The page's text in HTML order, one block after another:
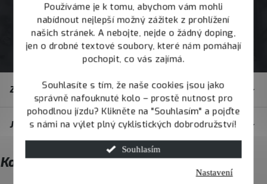
Používáme je k tomu, abychom vám mohli
nabídnout nejlepší možný zážitek z prohlížení
našich stránek. A nebojte, nejde o žádný doping,
jen o drobné textové soubory, které nám pomáhají
pochopit, co vás zajímá.
Souhlasíte s tím, že naše cookies jsou jako
správně nafouknuté kolo – prostě nutnost pro
pohodlnou jízdu? Klikněte na "Souhlasím" a pojďte
s námi na výlet plný cyklistických dobrodružství!
Souhlasím
Nastavení
t
í
Zákaznický servis
JOY.BIKE
Kontakt